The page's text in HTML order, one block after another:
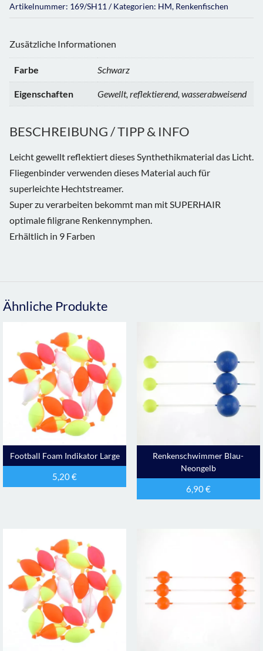
Artikelnummer: 169/SH11 Kategorien: HM, Renkenfischen
Zusätzliche Informationen
Farbe Schwarz
Eigenschaften Gewellt, reflektierend, wasserabweisend
BESCHREIBUNG / TIPP & INFO
Leicht gewellt reflektiert dieses Synthethikmaterial das Licht.
Fliegenbinder verwenden dieses Material auch für
superleichte Hechtstreamer.
Super zu verarbeiten bekommt man mit SUPERHAIR
optimale filigrane Renkennymphen.
Erhältlich in 9 Farben
Ähnliche Produkte
Football Foam Indikator Large
5,20€
Renkenschwimmer Blau-
Neongelb
6,90€